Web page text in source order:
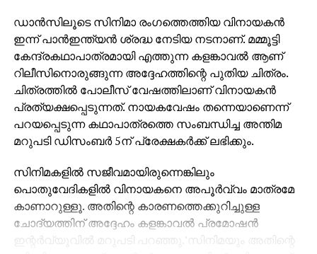
കസ്റ്റംസിനൊപ്പം ഇഡിയും കേസില്‍ അന്വേഷണം
തുടരുകയാണ്.
ഡാന്‍സിലൂടെ സിനിമാ രംഗത്തെത്തിയ വിനായകന്‍
ഇന്ന് പാന്‍ഇന്ത്യന്‍ ശ്രദ്ധ നേടിയ നടനാണ്. മമ്മൂട്ടി
കേന്ദ്രകഥാപാത്രമായി എത്തുന്ന കളങ്കാവല്‍ ആണ്
റിലീസിനൊരുങ്ങുന്ന അദ്ദേഹത്തിന്റെ പുതിയ ചിത്രം.
ചിത്രത്തില്‍ പോലീസ് വേഷത്തിലാണ് വിനായകന്‍
പ്രത്യക്ഷപ്പെടുന്നത്. നായകവേഷം തന്നെയാണെന്ന്
പറയപ്പെടുന്ന കഥാപാത്രത്തെ സംബന്ധിച്ച അന്തിമ
മറുപടി ഡിസംബര്‍ 5ന് പ്രേക്ഷകര്‍ക്ക് ലഭിക്കും.
സിനിമകളില്‍ സജീവമായിരുന്നെങ്കിലും
പൊതുവേദികളില്‍ വിനായകനെ അപൂര്‍വ്വം മാത്രമേ
കാണാറുള്ളൂ. അതിന്റെ കാരണത്തെക്കുറിച്ചുള്ള
ചോദ്യത്തിന് അദ്ദേഹം കളങ്കാവല്‍ പ്രമോഷന്‍
ഇന്റര്‍വ്യൂവില്‍ മറുപടി പറഞ്ഞു.’സിനിമയും അതിന്റെ